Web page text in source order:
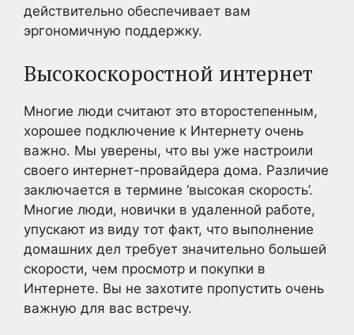
действительно обеспечивает вам
эргономичную поддержку.
Высокоскоростной интернет
Многие люди считают это второстепенным,
хорошее подключение к Интернету очень
важно. Мы уверены, что вы уже настроили
своего интернет-провайдера дома. Различие
заключается в термине ‘высокая скорость’.
Многие люди, новички в удаленной работе,
упускают из виду тот факт, что выполнение
домашних дел требует значительно большей
скорости, чем просмотр и покупки в
Интернете. Вы не захотите пропустить очень
важную для вас встречу.